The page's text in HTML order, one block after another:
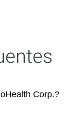
Corp.?